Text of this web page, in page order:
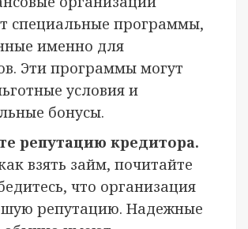
специальные программы,
именно для
Эти программы могут
условия и
бонусы.
репутацию кредитора.
взять займ, почитайте
что организация
репутацию. Надежные